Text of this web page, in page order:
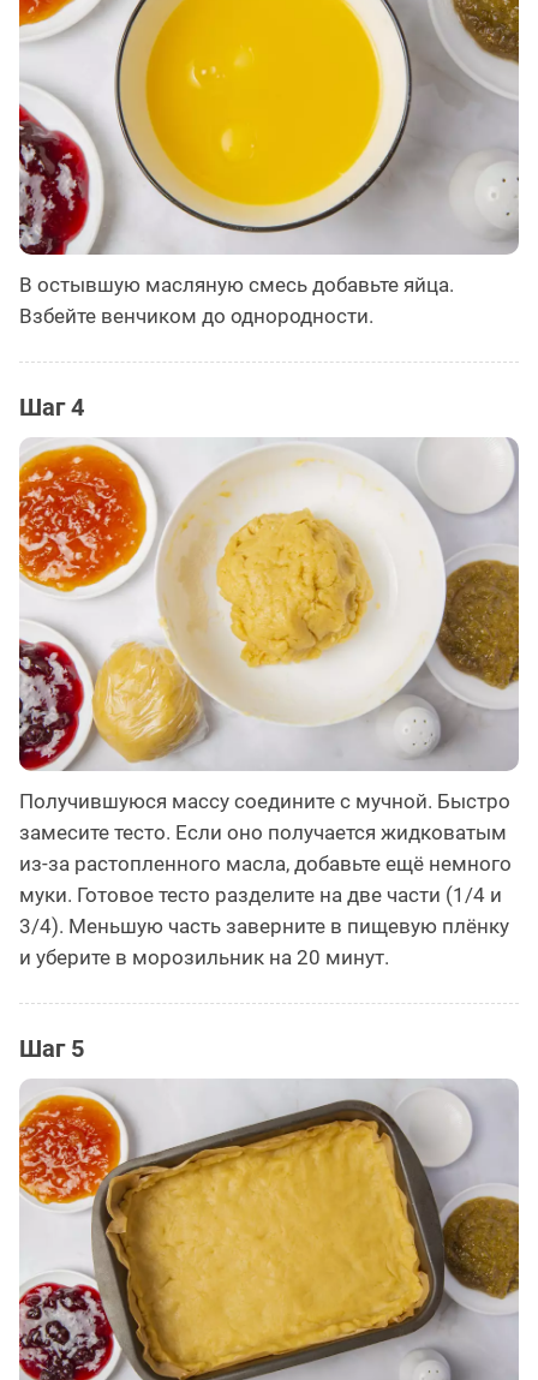
В остывшую масляную смесь добавьте яйца.
Взбейте венчиком до однородности.
Шаг 4
Получившуюся массу соедините с мучной. Быстро
замесите тесто. Если оно получается жидковатым
из-за растопленного масла, добавьте ещё немного
муки. Готовое тесто разделите на две части (1/4 и
3/4). Меньшую часть заверните в пищевую плёнку
и уберите в морозильник на 20 минут.
Шаг 5